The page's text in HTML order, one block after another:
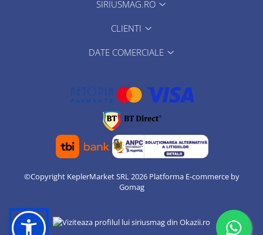
SIRIUSMAG.RO
CLIENTI
DATE COMERCIALE
©Copyright KeplerMarket SRL 2026 Platforma E-commerce by
Gomag